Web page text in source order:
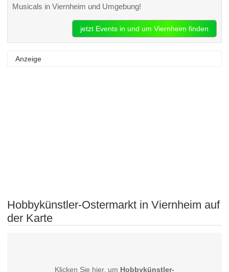
Musicals in Viernheim und Umgebung!
jetzt Events in und um Viernheim finden
Anzeige
Hobbykünstler-Ostermarkt in Viernheim auf
der Karte
Klicken Sie hier, um Hobbykünstler-